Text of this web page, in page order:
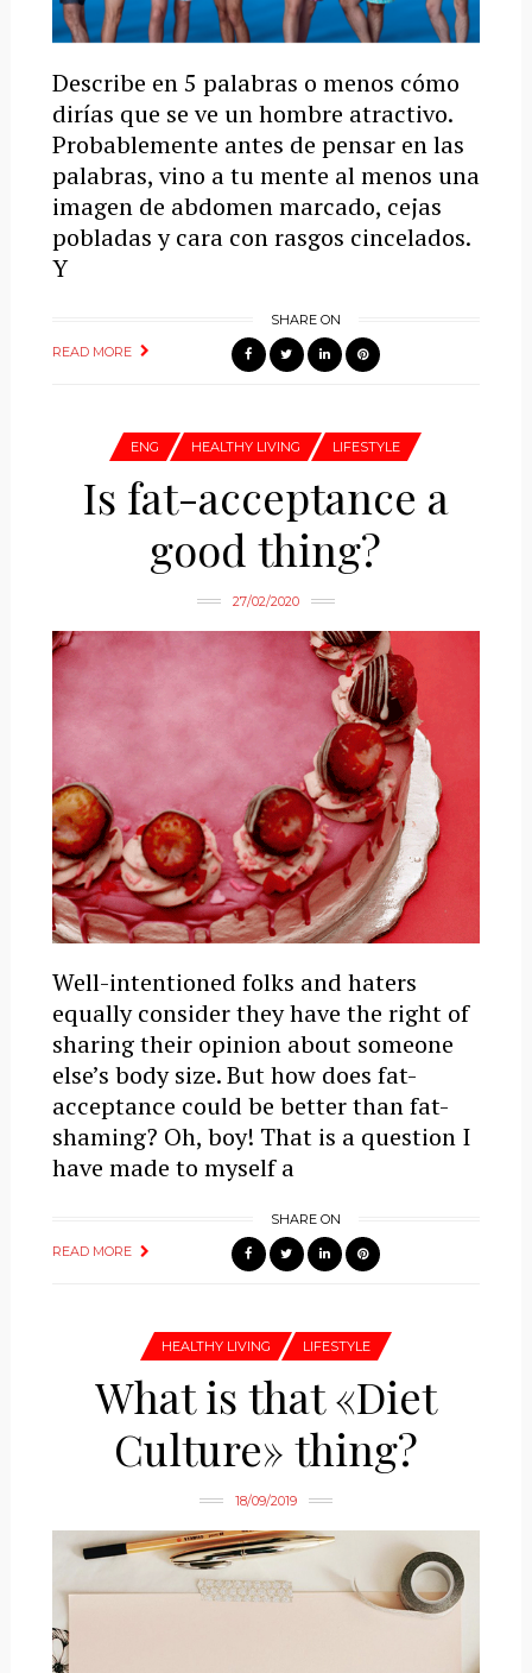
Describe en 5 palabras o menos cómo
dirías que se ve un hombre atractivo.
Probablemente antes de pensar en las
palabras, vino a tu mente al menos una
imagen de abdomen marcado, cejas
pobladas y cara con rasgos cincelados.
Y
READ MORE
SHARE ON
ENG HEALTHY LIVING LIFESTYLE
Is fat-acceptance a
good thing?
27/02/2020
Well-intentioned folks and haters
equally consider they have the right of
sharing their opinion about someone
else’s body size. But how does fat-
acceptance could be better than fat-
shaming? Oh, boy! That is a question I
have made to myself a
READ MORE
SHARE ON
HEALTHY LIVING LIFESTYLE
What is that «Diet
Culture» thing?
18/09/2019